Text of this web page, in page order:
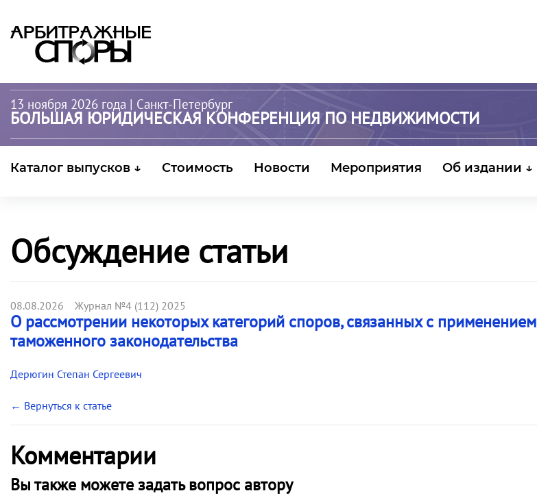
13 ноября 2026 года | Санкт-Петербург
БОЛЬШАЯ ЮРИДИЧЕСКАЯ КОНФЕРЕНЦИЯ ПО НЕДВИЖИМОСТИ
Каталог выпусков ↓ Стоимость Новости Мероприятия Об издании ↓
Обсуждение статьи
08.08.2026 Журнал №4 (112) 2025
О рассмотрении некоторых категорий споров, связанных с применением
таможенного законодательства
Дерюгин Степан Сергеевич
← Вернуться к статье
Комментарии
Вы также можете задать вопрос автору